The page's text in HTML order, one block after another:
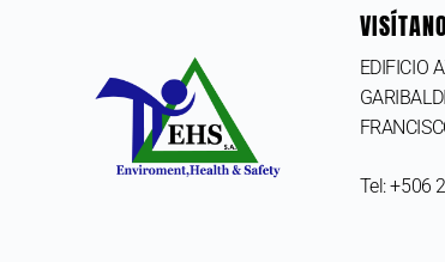
EDIFICIO
Tel: +506